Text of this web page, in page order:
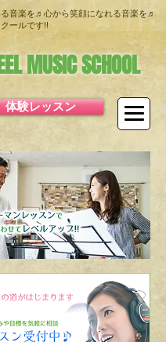
MUSIC SCHOOL
体験レッスン
音楽を♬心から笑顔になれる音楽を♬
ールです!!